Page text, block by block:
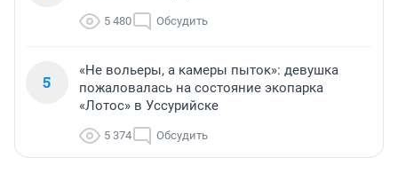
5 480 Обсудить
5
«Не вольеры, а камеры пыток»: девушка
пожаловалась на состояние экопарка
«Лотос» в Уссурийске
5 374 Обсудить